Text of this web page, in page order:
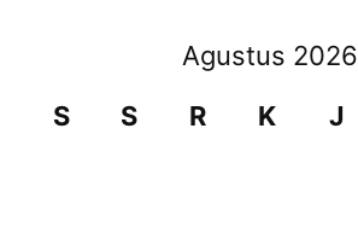
Agustus 2026
S
S R K J